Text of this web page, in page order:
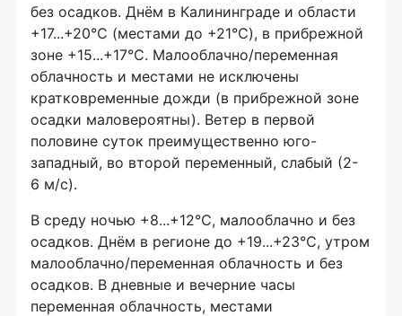
без осадков. Днём в Калининграде и области
+17...+20℃ (местами до +21℃), в прибрежной
зоне +15...+17℃. Малооблачно/переменная
облачность и местами не исключены
кратковременные дожди (в прибрежной зоне
осадки маловероятны). Ветер в первой
половине суток преимущественно юго-
западный, во второй переменный, слабый (2-
6 м/с).
В среду ночью +8...+12℃, малооблачно и без
осадков. Днём в регионе до +19...+23℃, утром
малооблачно/переменная облачность и без
осадков. В дневные и вечерние часы
переменная облачность, местами